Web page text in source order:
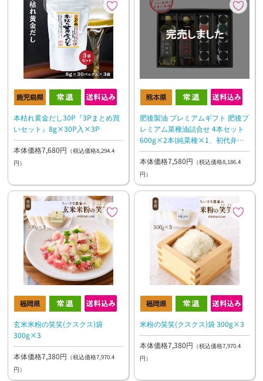
本枯れ黄金だし30P『3Pまとめ買
いセット』8g×30P入×3P
本体価格7,680円 （税込価格8,294.4
円）
肥後製油 プレミアムギフト 肥後プ
レミアム菜種油詰合せ 4本セット
600g×2本(純菜種×1、初代弁蔵
×1)、180g×2本(プラスオイルと
まと×1、ほうれん草×1)
本体価格7,580円 （税込価格8,186.4
円）
玄米米粉の笑笑(クスクス)袋
300g×3
本体価格7,380円 （税込価格7,970.4
円）
米粉の笑笑(クスクス)袋 300g×3
本体価格7,380円 （税込価格7,970.4
円）